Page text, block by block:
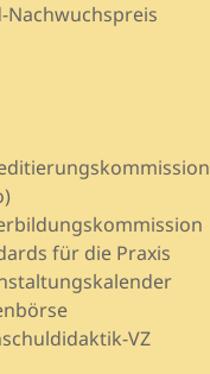
Nachwuchspreis
für die Praxis
VZ